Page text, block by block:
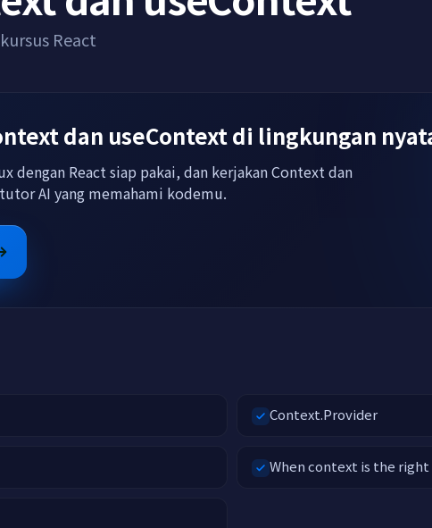
React
dan useContext di lingkungan
dengan React siap pakai, dan kerjakan Context dan
AI yang memahami kodemu.
Context.Provider
When context is the